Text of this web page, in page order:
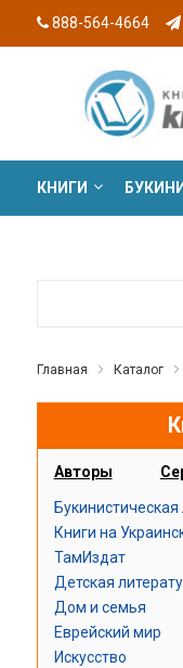
888-564-4664
КНИГИ
Главная Каталог
Авторы
Букинистическая
Книги на
ТамИздат
Детская
Дом и семья
Еврейский мир
Искусство